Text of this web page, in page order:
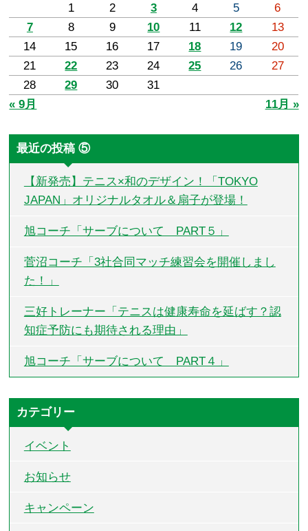
1
2 3 4 5
6
7
8 9 10 11 12
13
14
15 16 17 18 19
20
21
22 23 24 25 26
27
28
29 30
31
« 9月
11月 »
最近の投稿 ⑤
【新発売】テニス×和のデザイン！「TOKYO
JAPAN」オリジナルタオル＆扇子が登場！
旭コーチ「サーブについて PART５」
菅沼コーチ「3社合同マッチ練習会を開催しまし
た！」
三好トレーナー「テニスは健康寿命を延ばす？認
知症予防にも期待される理由」
旭コーチ「サーブについて PART４」
カテゴリー
イベント
お知らせ
キャンペーン